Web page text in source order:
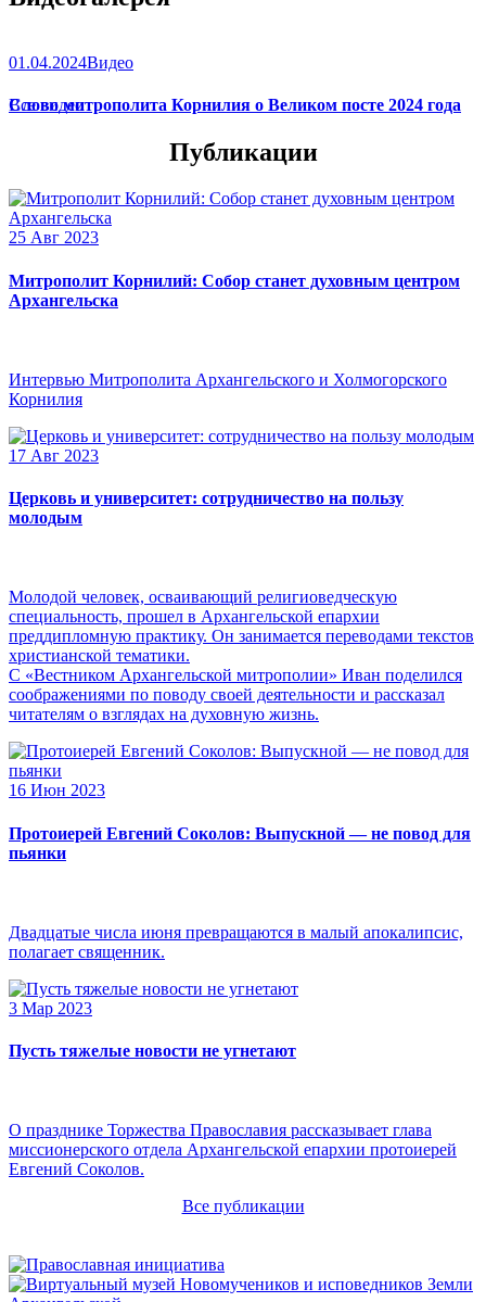
01.04.2024Видео
Слово митрополита Корнилия о Великом посте 2024 года
Все видео
Публикации
25 Авг 2023
Митрополит Корнилий: Собор станет духовным центром
Архангельска
Интервью Митрополита Архангельского и Холмогорского
Корнилия
17 Авг 2023
Церковь и университет: сотрудничество на пользу
молодым
Молодой человек, осваивающий религиоведческую
специальность, прошел в Архангельской епархии
преддипломную практику. Он занимается переводами текстов
христианской тематики.
С «Вестником Архангельской митрополии» Иван поделился
соображениями по поводу своей деятельности и рассказал
читателям о взглядах на духовную жизнь.
16 Июн 2023
Протоиерей Евгений Соколов: Выпускной — не повод для
пьянки
Двадцатые числа июня превращаются в малый апокалипсис,
полагает священник.
3 Мар 2023
Пусть тяжелые новости не угнетают
О празднике Торжества Православия рассказывает глава
миссионерского отдела Архангельской епархии протоиерей
Евгений Соколов.
Все публикации